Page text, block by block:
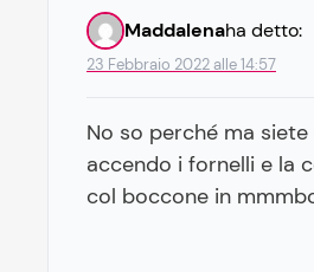
Maddalenaha detto:
23 Febbraio 2022 alle 14:57
No so perché ma
accendo i fornelli e la
col boccone in